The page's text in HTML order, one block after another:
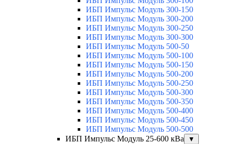
ИБП Импульс Модуль 300-150
ИБП Импульс Модуль 300-200
ИБП Импульс Модуль 300-250
ИБП Импульс Модуль 300-300
ИБП Импульс Модуль 500-50
ИБП Импульс Модуль 500-100
ИБП Импульс Модуль 500-150
ИБП Импульс Модуль 500-200
ИБП Импульс Модуль 500-250
ИБП Импульс Модуль 500-300
ИБП Импульс Модуль 500-350
ИБП Импульс Модуль 500-400
ИБП Импульс Модуль 500-450
ИБП Импульс Модуль 500-500
ИБП Импульс Модуль 25-600 кВа
▼